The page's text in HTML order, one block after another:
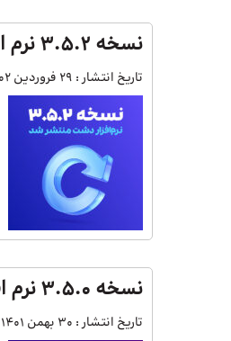
نسخه 3.5.2 نرم افزار دشت همکاران سیستم
تاریخ انتشار : 29 فروردین 1402
نسخه 3.5.0 نرم افزار دشت همکاران سیستم در کلاب مشتریان منتشر شد.
تاریخ انتشار : 30 بهمن 1401